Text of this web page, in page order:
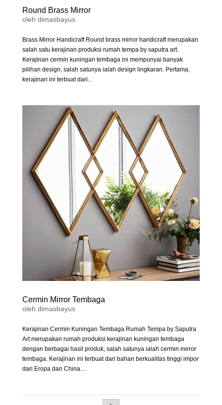
Round Brass Mirror
oleh dimasbayus
Brass Mirror Handicraft Round brass mirror handicraft merupakan
salah satu kerajinan produksi rumah tempa by saputra art.
Kerajinan cermin kuningan tembaga ini mempunyai banyak
pilihan design, salah satunya ialah design lingkaran. Pertama,
kerajinan ini terbuat dari...
Cermin Mirror Tembaga
oleh dimasbayus
Kerajinan Cermin Kuningan Tembaga Rumah Tempa by Saputra
Art merupakan rumah produksi kerajinan kuningan tembaga
dengan berbagai hasil produk, salah satunya ialah cermin mirror
tembaga. Kerajinan ini terbuat dari bahan berkualitas tinggi impor
dari Eropa dan China....